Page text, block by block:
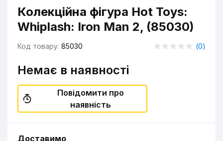
Колекційна фігура Hot Toys:
Whiplash: Iron Man 2, (85030)
Код товару: 85030 (0)
Немає в наявності
Повідомити про
наявність
Доставимо